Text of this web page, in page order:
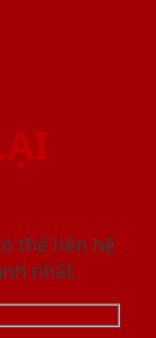
thể liên hệ
nhất.